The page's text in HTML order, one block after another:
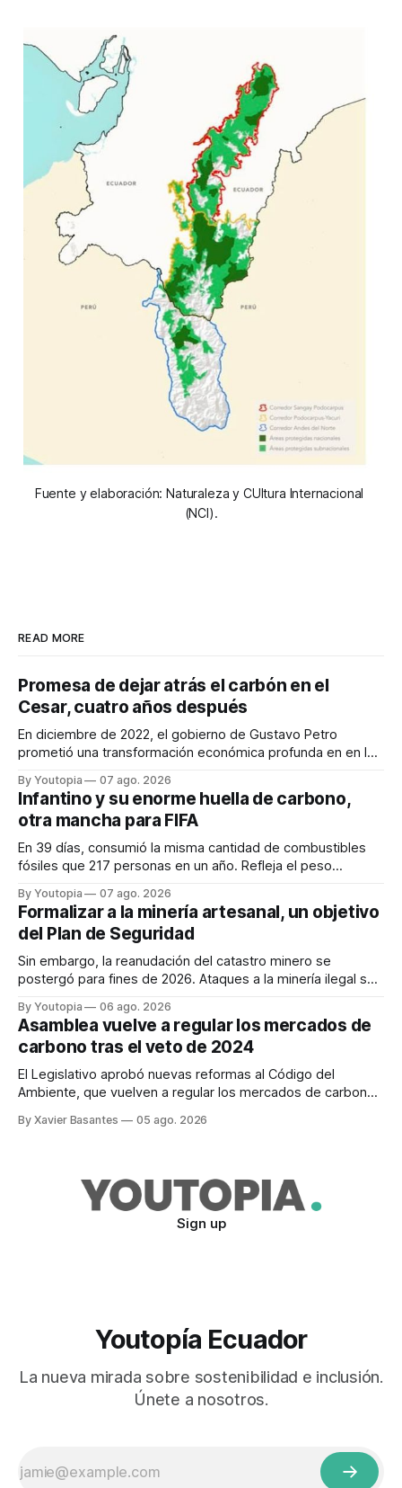
Fuente y elaboración: Naturaleza y CUltura Internacional
(NCI).
READ MORE
Promesa de dejar atrás el carbón en el
Cesar, cuatro años después
En diciembre de 2022, el gobierno de Gustavo Petro
prometió una transformación económica profunda en en la
By Youtopia 07 ago. 2026
Infantino y su enorme huella de carbono,
otra mancha para FIFA
En 39 días, consumió la misma cantidad de combustibles
fósiles que 217 personas en un año. Refleja el peso
By Youtopia 07 ago. 2026
Formalizar a la minería artesanal, un objetivo
del Plan de Seguridad
Sin embargo, la reanudación del catastro minero se
postergó para fines de 2026. Ataques a la minería ilegal se
By Youtopia 06 ago. 2026
Asamblea vuelve a regular los mercados de
carbono tras el veto de 2024
El Legislativo aprobó nuevas reformas al Código del
Ambiente, que vuelven a regular los mercados de carbono,
By Xavier Basantes 05 ago. 2026
Sign up
Youtopía Ecuador
La nueva mirada sobre sostenibilidad e inclusión.
Únete a nosotros.